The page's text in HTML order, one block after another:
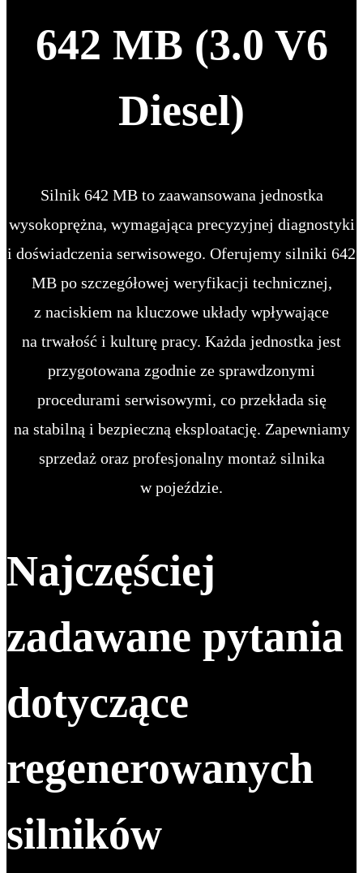
642 MB (3.0 V6
Diesel)
Silnik 642 MB to zaawansowana jednostka
wysokoprężna, wymagająca precyzyjnej diagnostyki
i doświadczenia serwisowego. Oferujemy silniki 642
MB po szczegółowej weryfikacji technicznej,
z naciskiem na kluczowe układy wpływające
na trwałość i kulturę pracy. Każda jednostka jest
przygotowana zgodnie ze sprawdzonymi
procedurami serwisowymi, co przekłada się
na stabilną i bezpieczną eksploatację. Zapewniamy
sprzedaż oraz profesjonalny montaż silnika
w pojeździe.
Najczęściej
zadawane pytania
dotyczące
regenerowanych
silników